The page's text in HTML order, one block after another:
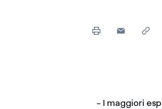
Il canale dove segnalare
- I maggiori